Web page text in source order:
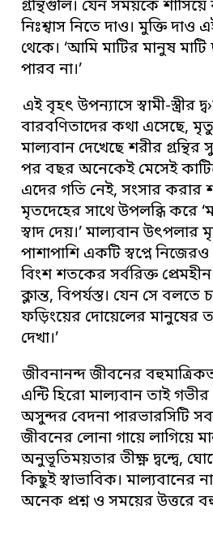
গ্রন্থিগুলি। যেন সময়কে
নিঃশ্বাস নিতে দাও। মুক্তি
থেকে। ‘আমি মাটির মানুষ
পারব না।’
এই বৃহৎ উপন্যাসে স্বামী-স্ত্রীর
বারবণিতাদের কথা এসেছে,
মাল্যবান দেখেছে শরীর
পর বছর অনেকেই মেসেই
এদের গতি নেই, সংসার করার
মৃতদেহের সাথে উপলব্ধি করে
স্বাদ দেয়।’ মাল্যবান উৎপলার
পাশাপাশি একটি স্বপ্নে
বিংশ শতকের সর্বরিক্ত
ক্লান্ত, বিপর্যস্ত। যেন সে বলতে
ফড়িংয়ের দোয়েলের মানুষের
দেখা।’
জীবনানন্দ জীবনের
এন্টি হিরো মাল্যবান তাই
অসুন্দর বেদনা পারভারসিটি
জীবনের লোনা গায়ে লাগিয়ে
অনুভূতিময়তার তীক্ষ্ণ দ্বন্দ্বে,
কিছুই স্বাভাবিক। মাল্যবানের
অনেক প্রশ্ন ও সময়ের উত্তরে